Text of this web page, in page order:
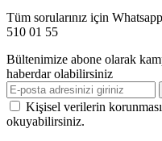
Tüm sorularınız için
510 01 55
Bültenimize abone olarak
haberdar olabilirsiniz
Kişisel verilerin
okuyabilirsiniz.